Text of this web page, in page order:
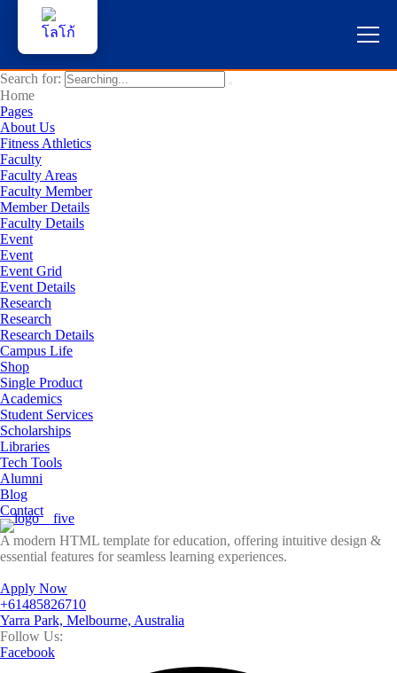
Search for:
Home
Pages
About Us
Fitness Athletics
Faculty
Faculty Areas
Faculty Member
Member Details
Faculty Details
Event
Event
Event Grid
Event Details
Research
Research
Research Details
Campus Life
Shop
Single Product
Academics
Student Services
Scholarships
Libraries
Tech Tools
Alumni
Blog
Contact
A modern HTML template for education, offering intuitive design &
essential features for seamless learning experiences.
Apply Now
+61485826710
Yarra Park, Melbourne, Australia
Follow Us:
Facebook
หน้าแรก
ผู้สนใจสมัครเรียน
บริการนักศึกษา
คณาจารย์และบุคลากร
บุคคลทั่วไป
ภาษาไทย 🇹🇭